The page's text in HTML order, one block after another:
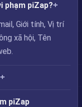
phạm piZap?
Giới tính, Vị trí
xã hội, Tên
piZap